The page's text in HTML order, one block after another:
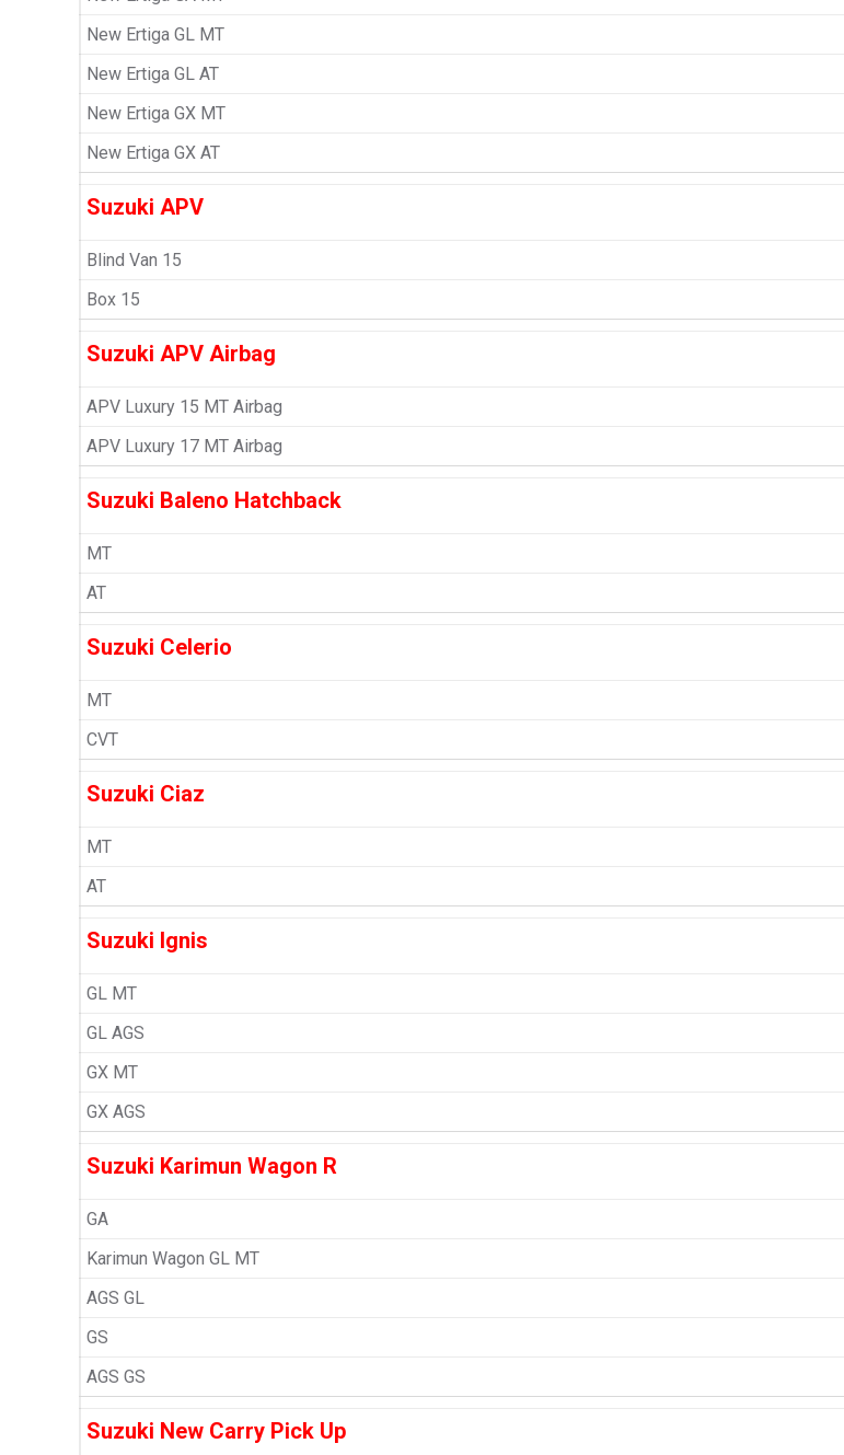
New Ertiga GL MT
New Ertiga GL AT
New Ertiga GX MT
New Ertiga GX AT
Suzuki APV
Blind Van 15
Box 15
Suzuki APV Airbag
APV Luxury 15 MT Airbag
APV Luxury 17 MT Airbag
Suzuki Baleno Hatchback
MT
AT
Suzuki Celerio
MT
CVT
Suzuki Ciaz
MT
AT
Suzuki Ignis
GL MT
GL AGS
GX MT
GX AGS
Suzuki Karimun Wagon R
GA
Karimun Wagon GL MT
AGS GL
GS
AGS GS
Suzuki New Carry Pick Up